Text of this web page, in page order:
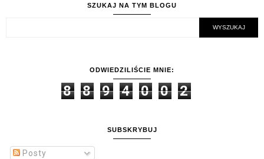
SZUKAJ NA TYM BLOGU
ODWIEDZILIŚCIE MNIE:
8 8 9 4 0 0 2
SUBSKRYBUJ
Posty